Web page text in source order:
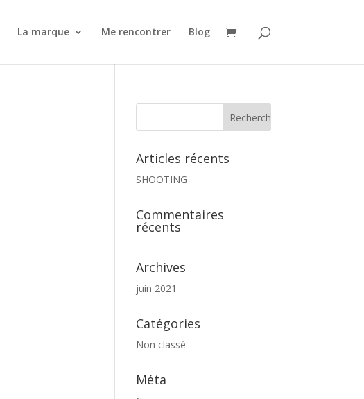
La marque Me rencontrer Blog
Articles récents
SHOOTING
Commentaires
récents
Archives
juin 2021
Catégories
Non classé
Méta